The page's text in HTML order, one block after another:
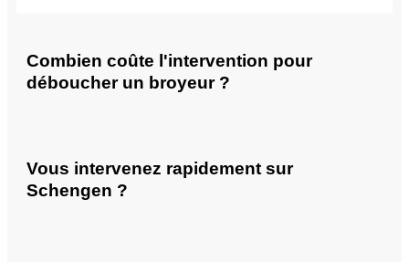
Combien coûte l'intervention pour
déboucher un broyeur ?
Vous intervenez rapidement sur
Schengen ?